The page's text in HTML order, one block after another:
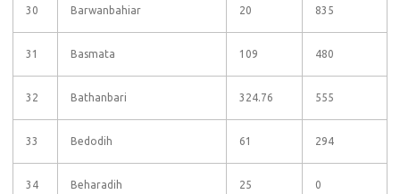
30 Barwanbahiar 20 835
31 Basmata 109 480
32 Bathanbari 324.76 555
33 Bedodih 61 294
34 Beharadih 25 0